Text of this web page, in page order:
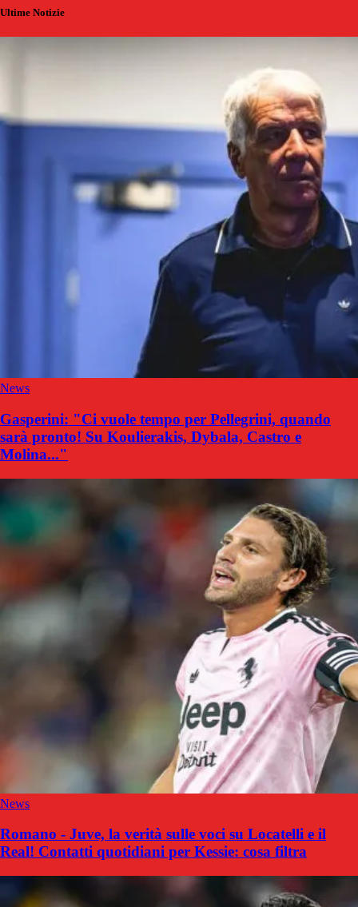
Ultime Notizie
News
Gasperini: "Ci vuole tempo per Pellegrini, quando
sarà pronto! Su Koulierakis, Dybala, Castro e
Molina..."
News
Romano - Juve, la verità sulle voci su Locatelli e il
Real! Contatti quotidiani per Kessie: cosa filtra